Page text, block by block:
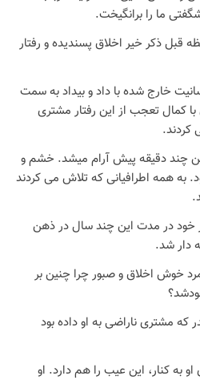
ما را برانگیخت.
ذکر خیر اخلاق پسندیده و رفتار
خارج شده با داد و بیداد به سمت
کمال تعجب از این رفتار مشتری
کردند.
چند دقیقه پیش آرام میشد. خشم و
به همه اطرافیانی که تلاش می کردند
خود در مدت این چند سال در ذهن
دار شد.
خوش اخلاق و صبور چرا چنین بر
مشتری ناراضی به او داده بود
کنار، این عیب را هم دارد. او